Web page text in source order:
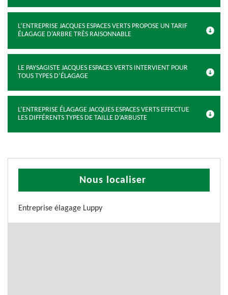
L’ENTREPRISE JACQUES ESPACES VERTS PROPOSE UN TARIF
ÉLAGAGE D’ARBRE TRÈS RAISONNABLE
LE PAYSAGISTE JACQUES ESPACES VERTS INTERVIENT POUR
TOUS TYPES D’ÉLAGAGE
L’ENTREPRISE ÉLAGAGE JACQUES ESPACES VERTS EFFECTUE
LES DIFFÉRENTS TYPES DE TAILLE D’ARBUSTE
Nous localiser
Entreprise élagage Luppy